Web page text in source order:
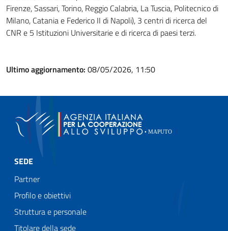
Firenze, Sassari, Torino, Reggio Calabria, La Tuscia, Politecnico di
Milano, Catania e Federico II di Napoli), 3 centri di ricerca del
CNR e 5 Istituzioni Universitarie e di ricerca di paesi terzi.
Ultimo aggiornamento: 08/05/2026, 11:50
SEDE
Partner
Profilo e obiettivi
Struttura e personale
Titolare della sede